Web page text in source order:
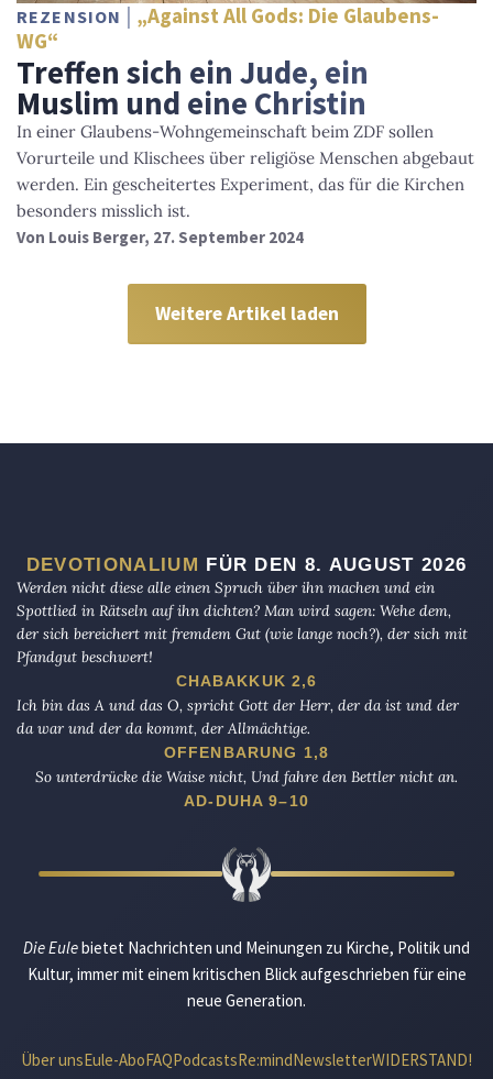
REZENSION
„Against All Gods: Die Glaubens-
WG“
Treffen sich ein Jude, ein
Muslim und eine Christin
In einer Glaubens-Wohngemeinschaft beim ZDF sollen
Vorurteile und Klischees über religiöse Menschen abgebaut
werden. Ein gescheitertes Experiment, das für die Kirchen
besonders misslich ist.
Von Louis Berger, 27. September 2024
Weitere Artikel laden
DEVOTIONALIUM FÜR DEN 8. AUGUST 2026
Werden nicht diese alle einen Spruch über ihn machen und ein
Spottlied in Rätseln auf ihn dichten? Man wird sagen: Wehe dem,
der sich bereichert mit fremdem Gut (wie lange noch?), der sich mit
Pfandgut beschwert!
CHABAKKUK 2,6
Ich bin das A und das O, spricht Gott der Herr, der da ist und der
da war und der da kommt, der Allmächtige.
OFFENBARUNG 1,8
So unterdrücke die Waise nicht, Und fahre den Bettler nicht an.
AD-DUHA 9–10
Die Eulebietet Nachrichten und Meinungen zu Kirche, Politik und
Kultur, immer mit einem kritischen Blick aufgeschrieben für eine
neue Generation.
Über unsEule-AboFAQPodcastsRe:mindNewsletterWIDERSTAND!